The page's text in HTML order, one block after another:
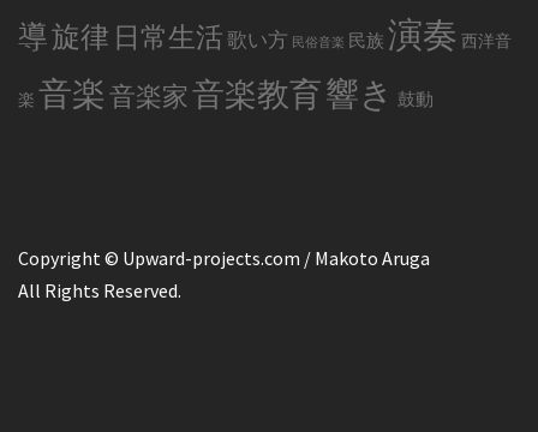
導旋律 日常生活歌い方 民俗音楽 民族 演奏 西洋音
楽 音楽音楽家音楽教育響き 鼓動
Copyright © Upward-projects.com / Makoto Aruga
All Rights Reserved.